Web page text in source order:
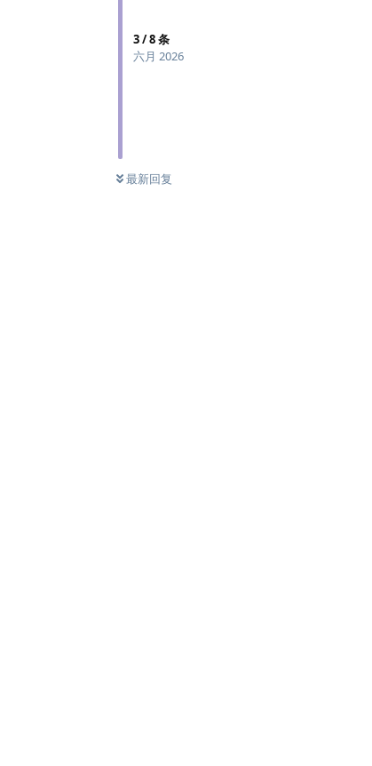
3/8条
六月 2026
最新回复